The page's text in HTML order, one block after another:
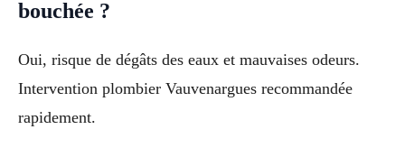
bouchée ?
Oui, risque de dégâts des eaux et mauvaises odeurs.
Intervention plombier Vauvenargues recommandée
rapidement.